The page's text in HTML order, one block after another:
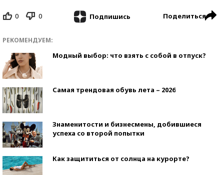
0 0 Подпишись Поделиться
РЕКОМЕНДУЕМ:
Модный выбор: что взять с собой в отпуск?
Самая трендовая обувь лета – 2026
Знаменитости и бизнесмены, добившиеся
успеха со второй попытки
Как защититься от солнца на курорте?